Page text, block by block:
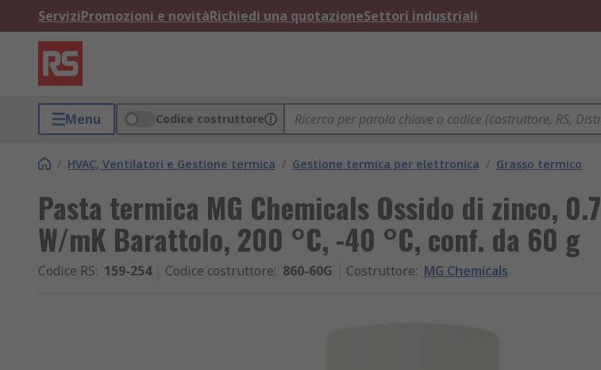
ServiziPromozioni e novitàRichiedi una quotazioneSettori industriali
Menu Codice costruttore
/ HVAC, Ventilatori e Gestione termica / Gestione termica per elettronica / Grasso termico
Pasta termica MG Chemicals Ossido di zinco, 0.7
W/mK Barattolo, 200 °C, -40 °C, conf. da 60 g
Codice RS: 159-254 Codice costruttore: 860-60G Costruttore: MG Chemicals